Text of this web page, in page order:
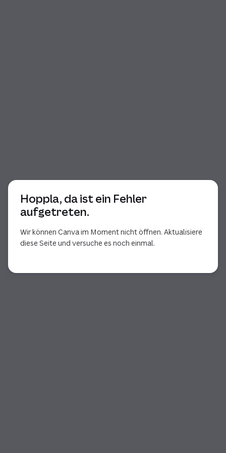
Hoppla, da ist ein Fehler
aufgetreten.
Wir können Canva im Moment nicht öffnen. Aktualisiere
diese Seite und versuche es noch einmal.